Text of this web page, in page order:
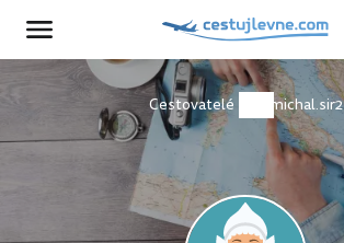
Cestovatelé michal.sir2